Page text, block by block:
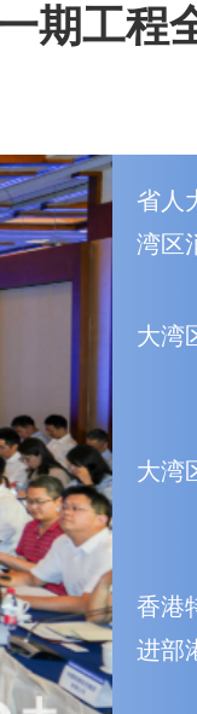
期工程
省人
湾区
大湾
大湾
香港
进部